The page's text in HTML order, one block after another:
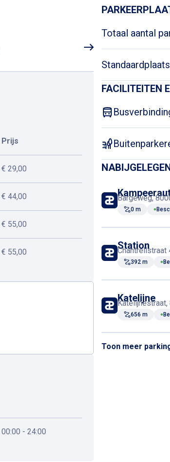
Prijs
€ 29,00
€ 44,00
€ 55,00
€ 55,00
00:00 - 24:00
Totaal aantal
FACILITEITEN
Bargeweg,
0 m
Station
Chantrellstraat
392 m
Katelijne
656 m
Toon meer